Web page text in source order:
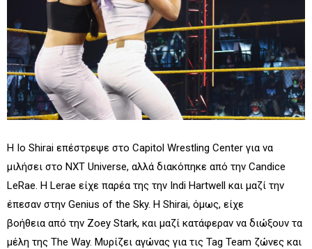
Η Io Shirai επέστρεψε στο Capitol Wrestling Center για να
μιλήσει στο NXT Universe, αλλά διακόπηκε από την Candice
LeRae. Η Lerae είχε παρέα της την Indi Hartwell και μαζί την
έπεσαν στην Genius of the Sky. Η Shirai, όμως, είχε
βοήθεια από την Zoey Stark, και μαζί κατάφεραν να διώξουν τα
μέλη της The Way. Μυρίζει αγώνας για τις Tag Team ζώνες και